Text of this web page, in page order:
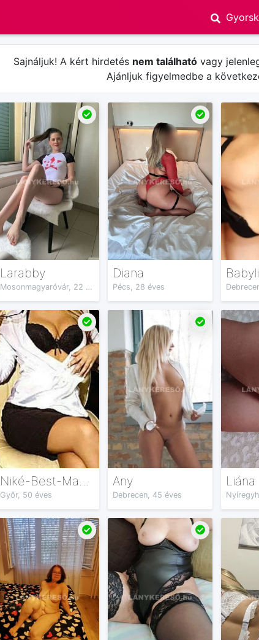
Sajnáljuk! A kért hirdetés nem találhatóvagy
Ajánljuk figyelmedbe a
Larabby
Mosonmagyaróvár, 22 éves
Diana
Pécs, 28 éves
Győr, 50 éves
Any
Debrecen, 45 éves
Liána